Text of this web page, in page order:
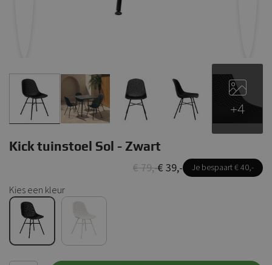
+4
Kick tuinstoel Sol - Zwart
Je bespaart € 40,-
€ 39,-
€ 79,-
Kies een kleur